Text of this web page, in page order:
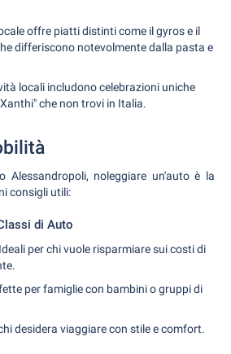
offre piatti distinti come il gyros e il
differiscono notevolmente dalla pasta e
locali includono celebrazioni uniche
che non trovi in Italia.
Alessandropoli, noleggiare un'auto è la
consigli utili:
di Auto
Ideali per chi vuole risparmiare sui costi di
per famiglie con bambini o gruppi di
desidera viaggiare con stile e comfort.